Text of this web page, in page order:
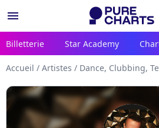
menu
Billetterie Star Academy
Accueil / Artistes / Dance, Clubbing,